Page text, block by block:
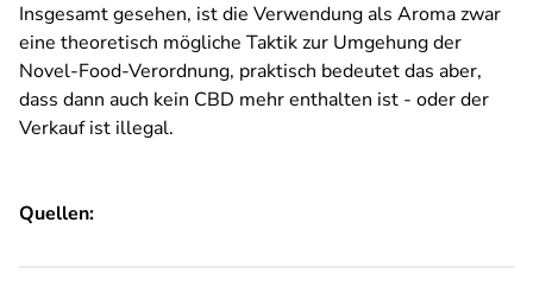
Insgesamt gesehen, ist die Verwendung als Aroma zwar
eine theoretisch mögliche Taktik zur Umgehung der
Novel-Food-Verordnung, praktisch bedeutet das aber,
dass dann auch kein CBD mehr enthalten ist - oder der
Verkauf ist illegal.
Quellen: